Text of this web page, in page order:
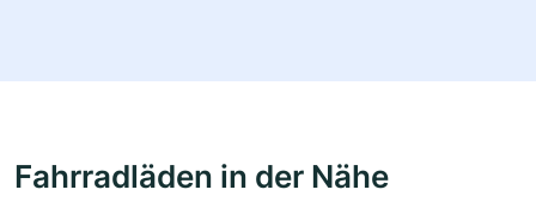
Fahrradläden in der Nähe